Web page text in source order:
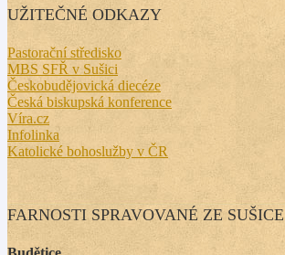
UŽITEČNÉ ODKAZY
Pastorační středisko
MBS SFŘ v Sušici
Českobudějovická diecéze
Česká biskupská konference
Víra.cz
Infolinka
Katolické bohoslužby v ČR
FARNOSTI SPRAVOVANÉ ZE SUŠICE